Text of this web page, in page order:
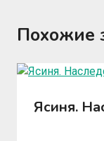
Похожие
Ясиня.